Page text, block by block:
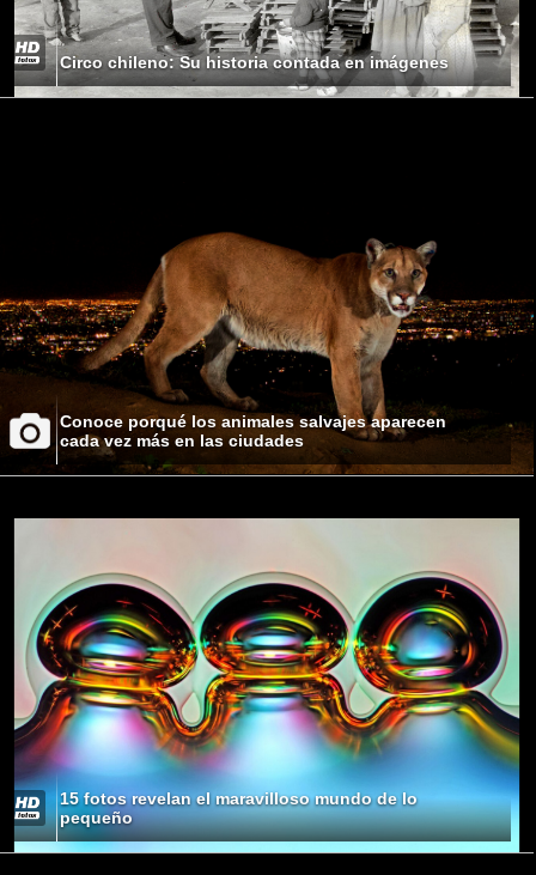
Circo chileno: Su historia contada en imágenes
Conoce porqué los animales salvajes aparecen
cada vez más en las ciudades
15 fotos revelan el maravilloso mundo de lo
pequeño